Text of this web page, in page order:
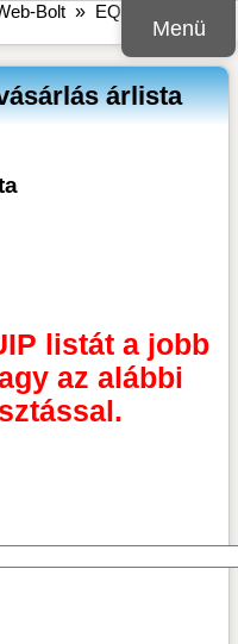
Menü
Bolt » EQUIP Bolt
árlista
listát a jobb
az alábbi